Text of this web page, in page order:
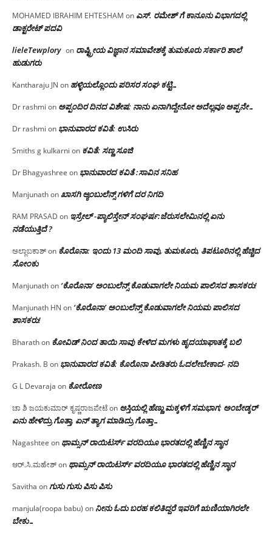
MOHAMED IBRAHIM EHTESHAM on ಎಸ್. ರಮೇಶ್ ಗೆ ಕಾನೂನು ವಿಭಾಗದಲ್ಲಿ
ಡಾಕ್ಟರೇಟ್ ಪದವಿ
lieleTewplory on ರಾಷ್ಟ್ರೀಯ ವಿಜ್ಞಾನ ಸಮಾವೇಶಕ್ಕೆ‌ ತುಮಕೂರು ಸರ್ಕಾರಿ ಶಾಲೆ
ಹುಡುಗರು
Kantharaju JN on ಹಳ್ಳಿಯಲ್ಲೊಂದು ಪರಿಸರ ಸಂಘ ಕಟ್ಟಿ…
Dr rashmi on ಅಪ್ಪಂದಿರ ದಿನದ ವಿಶೇಷ: ನಾನು ಏನಾಗಿದ್ದೇನೋ‌ ಅದೆಲ್ಲವೂ ಅಪ್ಪನೇ…
Dr rashmi on ಭಾನುವಾರದ ಕವಿತೆ: ಉಸಿರು
Smiths g kulkarni on ಕವಿತೆ: ಸಣ್ಣ ಸೂಜಿ
Dr Bhagyashree on ಭಾನುವಾರದ ಕವಿತೆ :ಸಾವಿನ ಸನಿಹ
Manjunathonಖಾಸಗಿ ಆ್ಯಂಬುಲೆನ್ಸ್ ಗಳಿಗೆ ದರ ನಿಗದಿ
RAM PRASAD on ಇಸ್ರೇಲ್ -ಪ್ಯಾಲಿಸ್ತೇನ್ ಸಂಘರ್ಷ:ಜೆರುಸಲೇಮಿನಲ್ಲಿ ಏನು
ನಡೆಯುತ್ತಿದೆ ?
ಅಲ್ಲಾಬಕಾಶ್on ಕೊರೊನಾ: ಇಂದು 13 ಮಂದಿ ಸಾವು, ತುಮಕೂರು, ತಿಪಟೂರಿನಲ್ಲಿ ಹೆಚ್ಚಿದ
ಸೋಂಕು
Manjunathon ‘ಕೊರೊನಾ’ ಅಂಬುಲೆನ್ಸ್ ಕೊಡುವಾಗಲೇ ನಿಯಮ ಪಾಲಿಸದ ಶಾಸಕರು!
Manjunath HN on ‘ಕೊರೊನಾ’ ಅಂಬುಲೆನ್ಸ್ ಕೊಡುವಾಗಲೇ ನಿಯಮ ಪಾಲಿಸದ
ಶಾಸಕರು!
Bharathon ಕೋವಿಡ್ ನಿಂದ ತಾಯಿ ಸಾವು ಕೇಳಿದ ಮಗಳು ಹೃದಯಾಘಾತಕ್ಕೆ ಬಲಿ
Prakash. B on ಭಾನುವಾರದ ಕವಿತೆ: ಕೊರೊನಾ ಪೀಡಿತರು ಓದಲೇಬೇಕಾದ- ನದಿ
G L Devaraja on ಕೋರೋಣ
ಚಾ ಶಿ ಜಯಕುಮಾರ್ ಕೃಷ್ಣರಾಜಪೇಟೆon ಆಸ್ತಿಯಲ್ಲಿ ಹೆಣ್ಣು ಮಕ್ಕಳಿಗೆ ಸಮಭಾಗ; ಅಂಬೇಡ್ಕರ್
ಏನು ಹೇಳಿದ್ರು ಗೊತ್ತಾ, ಏನ್ ತ್ಯಾಗ ಮಾಡಿದ್ರು ಗೊತ್ತಾ…
Nagashtee on ಥಾಮ್ಸನ್ ರಾಯಿಟರ್ಸ್ ವರದಿಯೂ ಭಾರತದಲ್ಲಿ ಹೆಣ್ಣಿನ ಸ್ಥಾನ‌
ಆರ್.ಸಿ.ಮಹೇಶ್on ಥಾಮ್ಸನ್ ರಾಯಿಟರ್ಸ್ ವರದಿಯೂ ಭಾರತದಲ್ಲಿ ಹೆಣ್ಣಿನ ಸ್ಥಾನ‌
Savitha onಗುಸು ಗುಸು ಪಿಸು ಪಿಸು
manjula(roopa babu) on ನೀನು ಓದು ಬರಹ ಕಲಿತಿದ್ದರೆ ಇವರಿಗೆ ಋಣಿಯಾಗಿರಲೇ
ಬೇಕು…